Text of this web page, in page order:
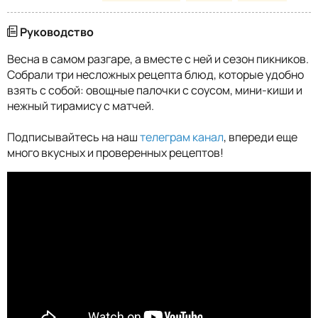
Руководство
Весна в самом разгаре, а вместе с ней и сезон пикников.
Собрали три несложных рецепта блюд, которые удобно
взять с собой: овощные палочки с соусом, мини-киши и
нежный тирамису с матчей.
Подписывайтесь на наштелеграм канал, впереди еще
много вкусных и проверенных рецептов!